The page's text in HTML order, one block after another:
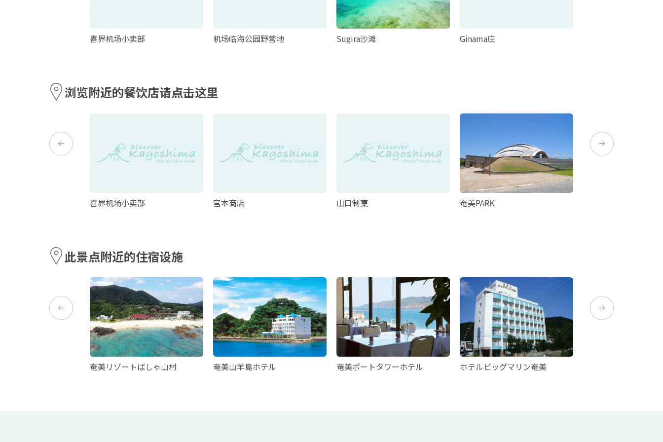
喜界机场小卖部 机场临海公园野营地 Sugira沙滩 Ginama庄
浏览附近的餐饮店请点击这里
喜界机场小卖部 宫本商店 山口制菓 奄美PARK
此景点附近的住宿设施
奄美リゾートばしゃ山村 奄美山羊島ホテル 奄美ポートタワーホテル ホテルビッグマリン奄美